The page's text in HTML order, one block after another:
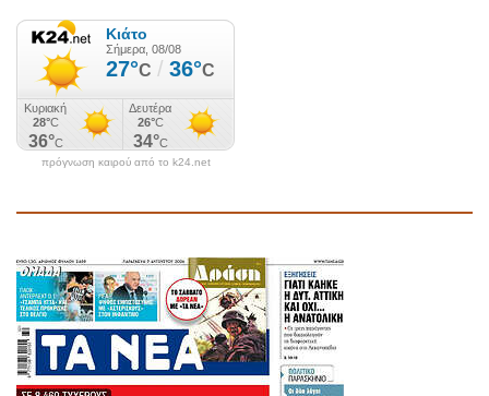
πρόγνωση καιρού από το k24.net